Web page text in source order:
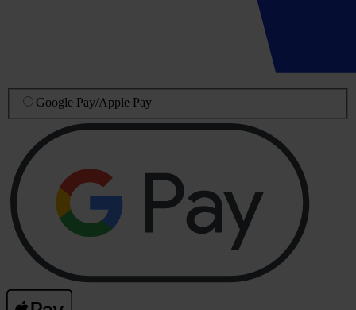
Google Pay/Apple Pay